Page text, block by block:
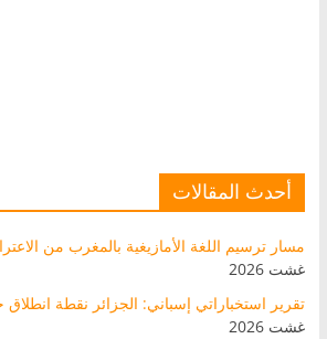
أحدث المقالات
مسار ترسيم اللغة الأمازيغية بالمغرب من
غشت 2026
تقرير استخباراتي إسباني: الجزائر نقطة
غشت 2026